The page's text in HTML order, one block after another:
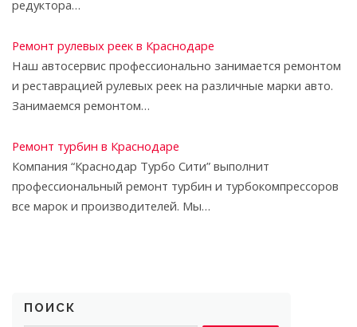
редуктора…
Ремонт рулевых реек в Краснодаре
Наш автосервис профессионально занимается ремонтом
и реставрацией рулевых реек на различные марки авто.
Занимаемся ремонтом…
Ремонт турбин в Краснодаре
Компания “Краснодар Турбо Сити” выполнит
профессиональный ремонт турбин и турбокомпрессоров
все марок и производителей. Мы…
ПОИСК